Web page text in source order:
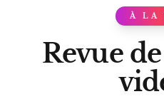
FESTIVAL HUMOUR
À LA
Revue